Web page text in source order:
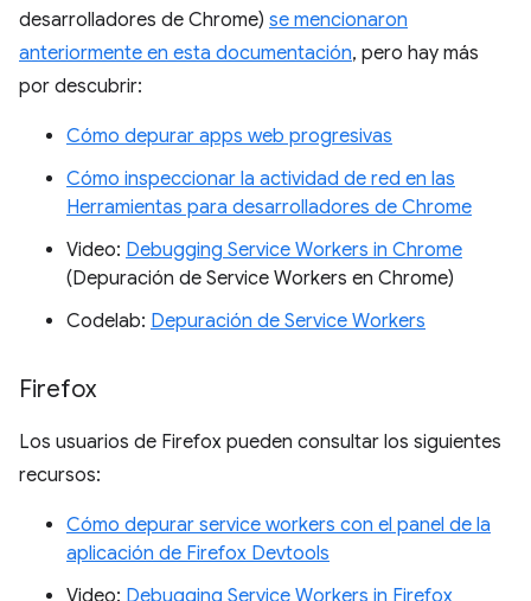
desarrolladores de Chrome) se mencionaron
anteriormente en esta documentación, pero hay más
por descubrir:
Cómo depurar apps web progresivas
Cómo inspeccionar la actividad de red en las
Herramientas para desarrolladores de Chrome
Video: Debugging Service Workers in Chrome
(Depuración de Service Workers en Chrome)
Codelab: Depuración de Service Workers
Firefox
Los usuarios de Firefox pueden consultar los siguientes
recursos:
Cómo depurar service workers con el panel de la
aplicación de Firefox Devtools
Video: Debugging Service Workers in Firefox